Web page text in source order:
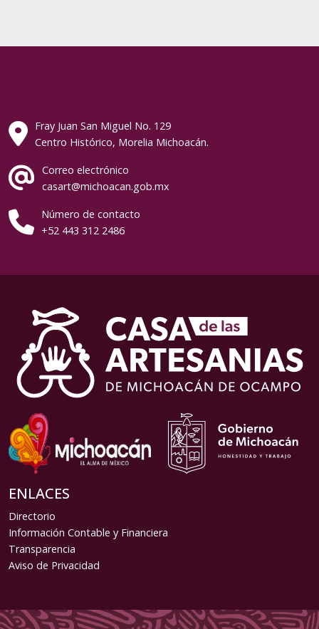
Fray Juan San Miguel No. 129
Centro Histórico, Morelia Michoacán.
Correo electrónico
casart@michoacan.gob.mx
Número de contacto
+52 443 312 2486
ENLACES
Directorio
Información Contable y Financiera
Transparencia
Aviso de Privacidad